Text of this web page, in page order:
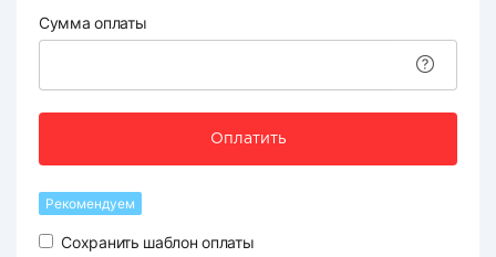
Сумма оплаты
Оплатить
Рекомендуем
Сохранить шаблон оплаты